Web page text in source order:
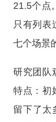
21.5个点
只有列表
七个场景
研究团队
特点：初
留下了太